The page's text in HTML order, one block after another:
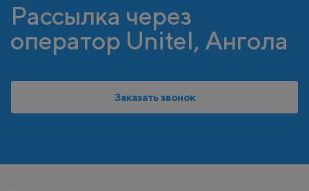
Рассылка через
оператор Unitel, Ангола
Заказать звонок